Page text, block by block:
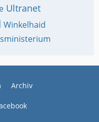
Ultranet
Winkelhaid
Archiv